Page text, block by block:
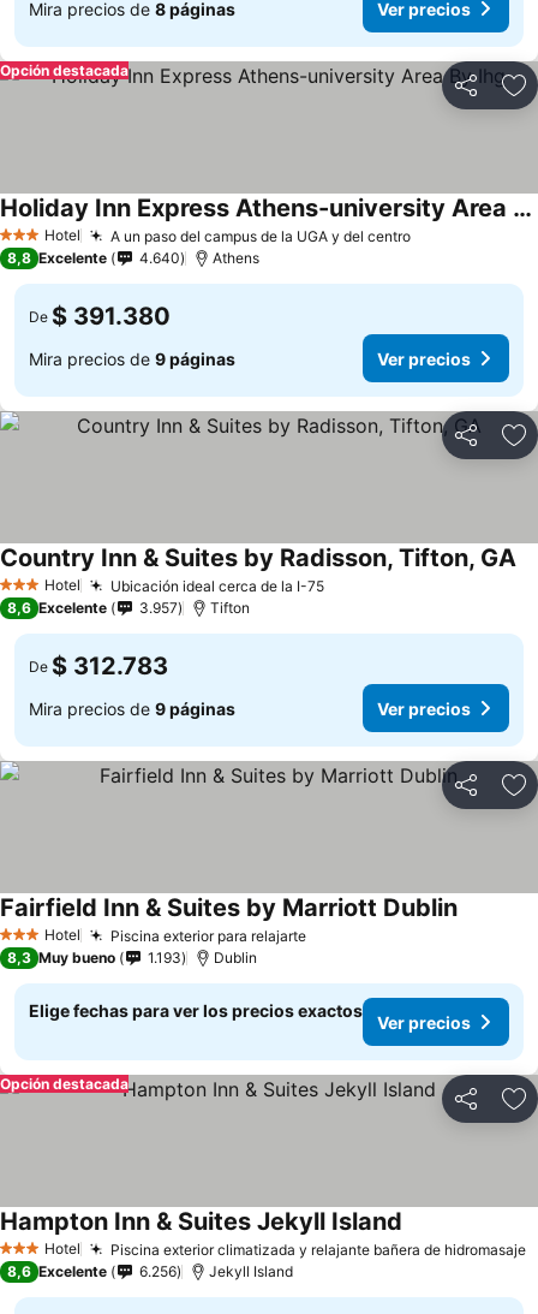
Mira precios de 8 páginas Ver precios
Compartir
Opción destacada
3 Estrellas
Hotel A un paso del campus de la UGA y del centro
Holiday Inn Express Athens-university Area By Ihg
8,8 Excelente 4.640 Athens
De $ 391.380
Mira precios de 9 páginas Ver precios
Compartir
3 Estrellas
Hotel Ubicación ideal cerca de la I-75
Country Inn & Suites by Radisson, Tifton, GA
8,6 Excelente 3.957 Tifton
De $ 312.783
Mira precios de 9 páginas Ver precios
Compartir
3 Estrellas
Hotel Piscina exterior para relajarte
Fairfield Inn & Suites by Marriott Dublin
8,3 Muy bueno 1.193 Dublin
Elige fechas para ver los precios exactos
Ver precios
Compartir
Opción destacada
3 Estrellas
Hotel Piscina exterior climatizada y relajante bañera de hidromasaje
Hampton Inn & Suites Jekyll Island
8,6 Excelente 6.256 Jekyll Island